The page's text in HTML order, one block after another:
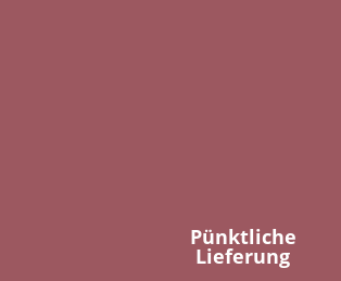
Pünktliche
Lieferung